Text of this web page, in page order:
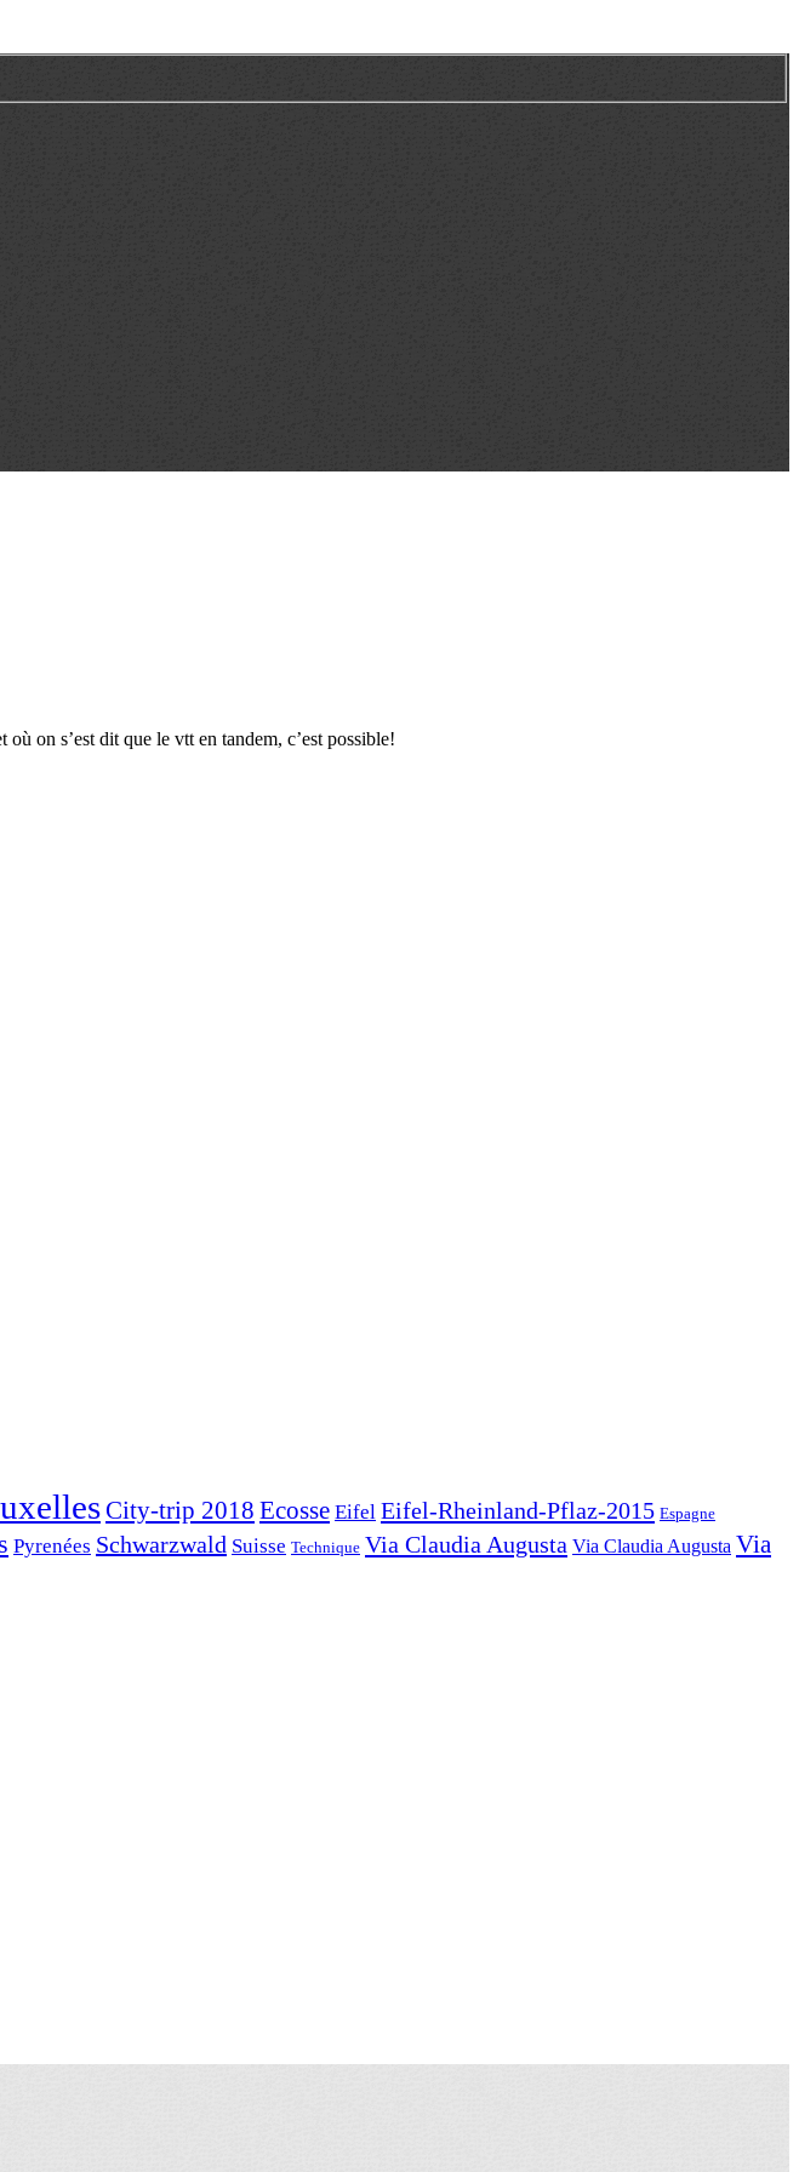
on s’est dit que le vtt en tandem, c’est possible!
City-trip 2018 Ecosse Eifel Eifel-Rheinland-Pflaz-2015 Espagne
Pyrenées Schwarzwald Suisse Technique Via Claudia Augusta Via Claudia Augusta Via